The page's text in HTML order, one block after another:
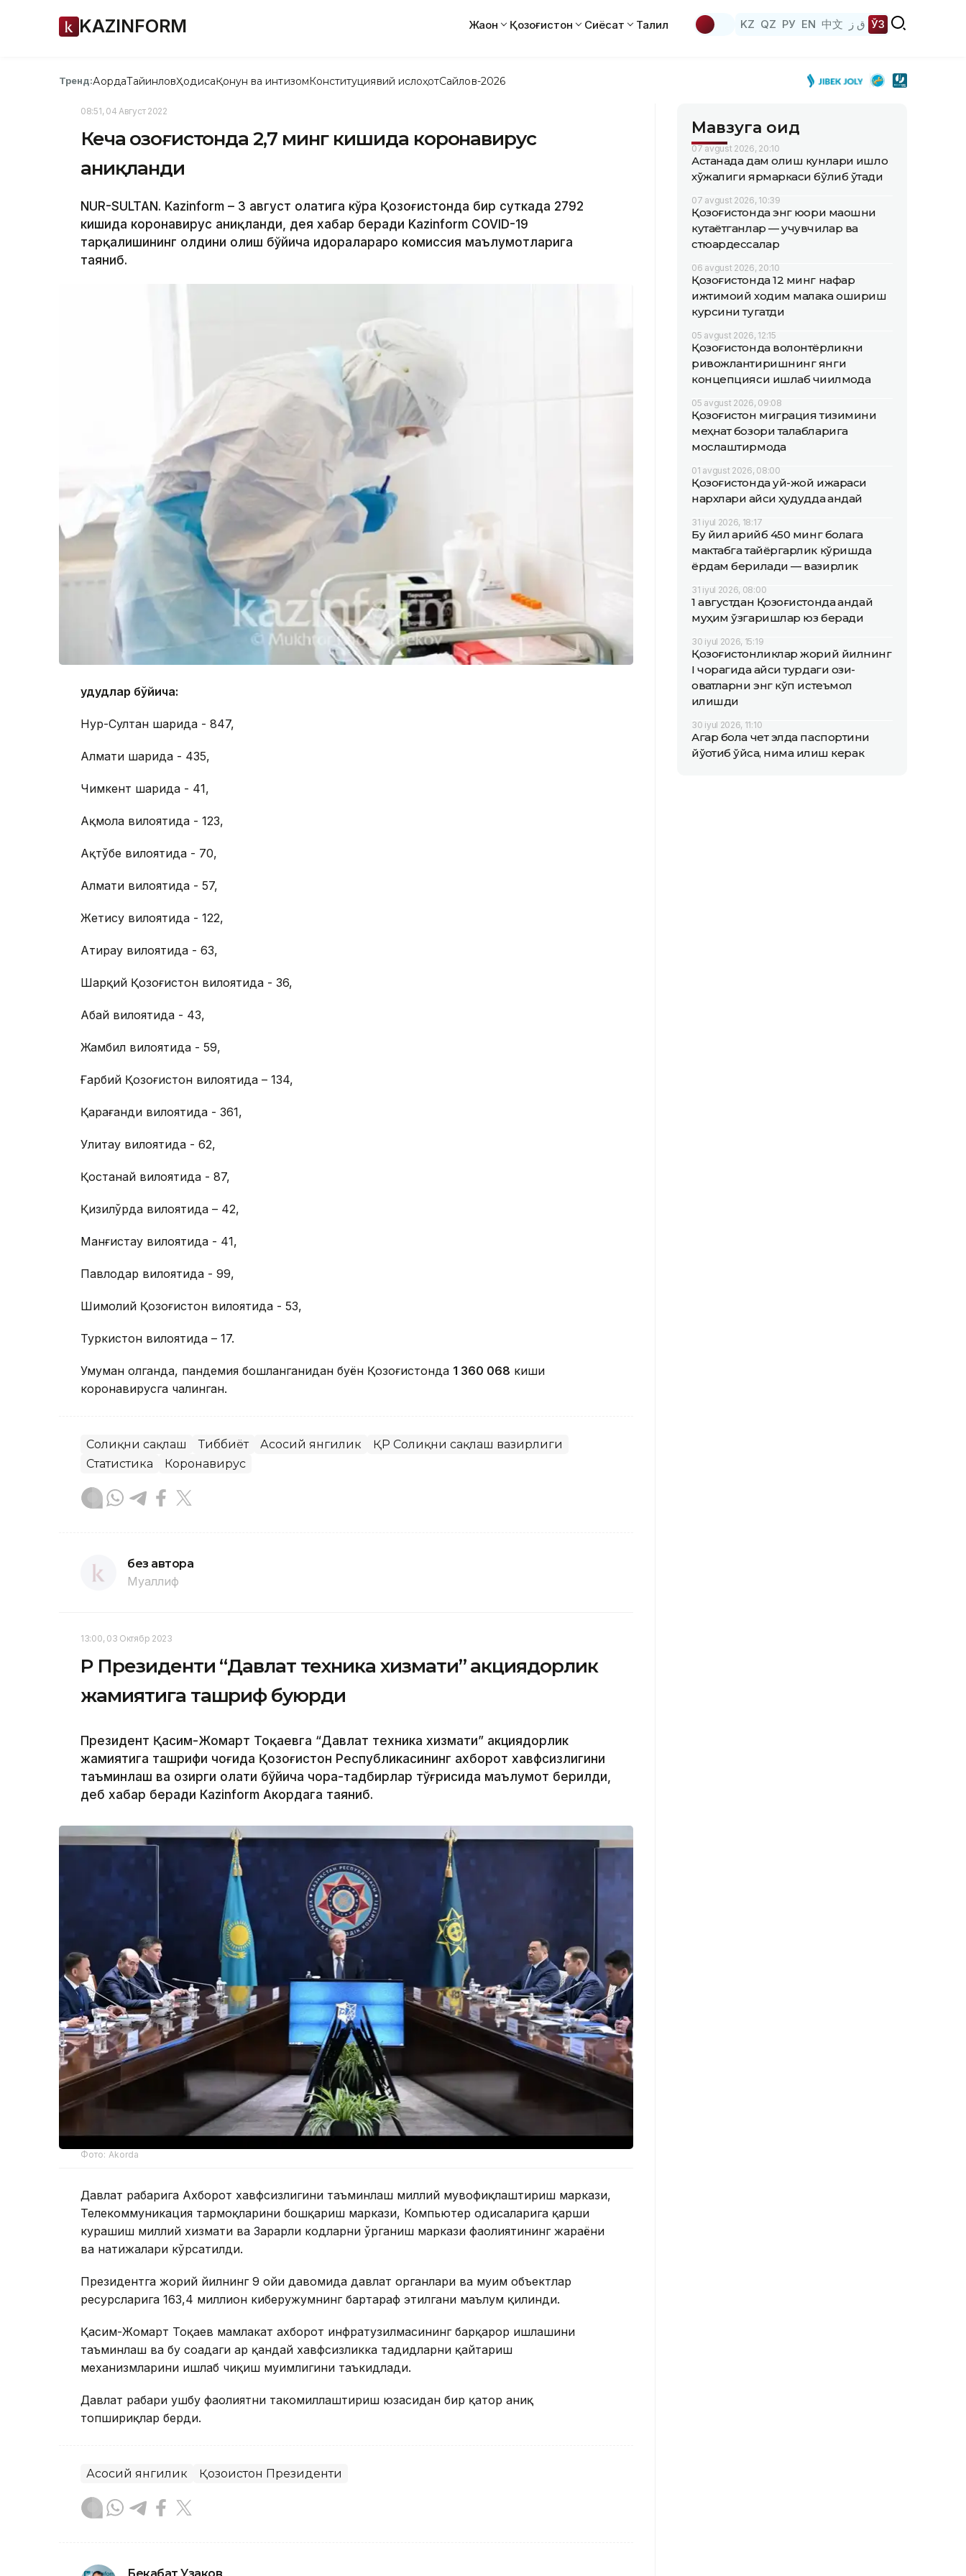
KAZINFORM Жаҳон Қозоғистон Сиёсат Таҳлил KZ QZ РУ EN 中文 ق ز ЎЗ
Тренд:АқордаТайинловҲодисаҚонун ва интизомКонституциявий ислоҳотСайлов-2026
08:51, 04 Август 2022
Кеча Қозоғистонда 2,7 минг кишида коронавирус
аниқланди
NUR-SULTAN. Kazinform – 3 август ҳолатига кўра Қозоғистонда бир суткада 2792
кишида коронавирус аниқланди, дея хабар беради Kazinform COVID-19
тарқалишининг олдини олиш бўйича идоралараро комиссия маълумотларига
таяниб.
Ҳудудлар бўйича:
Нур-Султан шаҳрида - 847,
Алмати шаҳрида - 435,
Чимкент шаҳрида - 41,
Ақмола вилоятида - 123,
Ақтўбе вилоятида - 70,
Алмати вилоятида - 57,
Жетису вилоятида - 122,
Атирау вилоятида - 63,
Шарқий Қозоғистон вилоятида - 36,
Абай вилоятида - 43,
Жамбил вилоятида - 59,
Ғарбий Қозоғистон вилоятида – 134,
Қарағанди вилоятида - 361,
Улитау вилоятида - 62,
Қостанай вилоятида - 87,
Қизилўрда вилоятида – 42,
Манғистау вилоятида - 41,
Павлодар вилоятида - 99,
Шимолий Қозоғистон вилоятида - 53,
Туркистон вилоятида – 17.
Умуман олганда, пандемия бошланганидан буён Қозоғистонда 1 360 068 киши
коронавирусга чалинган.
Соғлиқни сақлаш Тиббиёт Асосий янгилик
ҚР Соғлиқни сақлаш вазирлиги
Статистика
Коронавирус
без автора
Муаллиф
13:00, 03 Октябр 2023
ҚР Президенти “Давлат техника хизмати” акциядорлик
жамиятига ташриф буюрди
Президент Қасим-Жомарт Тоқаевга “Давлат техника хизмати” акциядорлик
жамиятига ташрифи чоғида Қозоғистон Республикасининг ахборот хавфсизлигини
таъминлаш ва ҳозирги ҳолати бўйича чора-тадбирлар тўғрисида маълумот берилди,
деб хабар беради Каzinform Акордага таяниб.
Фото: Akorda
Давлат раҳбарига Ахборот хавфсизлигини таъминлаш миллий мувофиқлаштириш маркази,
Телекоммуникация тармоқларини бошқариш маркази, Компьютер ҳодисаларига қарши
курашиш миллий хизмати ва Зарарли кодларни ўрганиш маркази фаолиятининг жараёни
ва натижалари кўрсатилди.
Президентга жорий йилнинг 9 ойи давомида давлат органлари ва муҳим объектлар
ресурсларига 163,4 миллион киберҳужумнинг бартараф этилгани маълум қилинди.
Қасим-Жомарт Тоқаев мамлакат ахборот инфратузилмасининг барқарор ишлашини
таъминлаш ва бу соҳадаги ҳар қандай хавфсизликка таҳдидларни қайтариш
механизмларини ишлаб чиқиш муҳимлигини таъкидлади.
Давлат раҳбари ушбу фаолиятни такомиллаштириш юзасидан бир қатор аниқ
топшириқлар берди.
Асосий янгилик Қозоғистон Президенти
Мавзуга оид
07 avgust 2026, 20:10
Астанада дам олиш кунлари қишлоқ
хўжалиги ярмаркаси бўлиб ўтади
07 avgust 2026, 10:39
Қозоғистонда энг юқори маошни
кутаётганлар — учувчилар ва
стюардессалар
06 avgust 2026, 20:10
Қозоғистонда 12 минг нафар
ижтимоий ходим малака ошириш
курсини тугатди
05 avgust 2026, 12:15
Қозоғистонда волонтёрликни
ривожлантиришнинг янги
концепцияси ишлаб чиқилмоқда
05 avgust 2026, 09:08
Қозоғистон миграция тизимини
меҳнат бозори талабларига
мослаштирмоқда
01 avgust 2026, 08:00
Қозоғистонда уй-жой ижараси
нархлари қайси ҳудудда қандай
31 iyul 2026, 18:17
Бу йил қарийб 450 минг болага
мактабга тайёргарлик кўришда
ёрдам берилади — вазирлик
31 iyul 2026, 08:00
1 августдан Қозоғистонда қандай
муҳим ўзгаришлар юз беради
30 iyul 2026, 15:19
Қозоғистонликлар жорий йилнинг
I чорагида қайси турдаги озиқ-
овқатларни энг кўп истеъмол
қилишди
30 iyul 2026, 11:10
Агар бола чет элда паспортини
йўқотиб қўйса, нима қилиш керак